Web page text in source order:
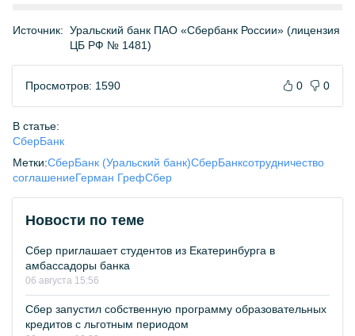
Источник: Уральский банк ПАО «Сбербанк России» (лицензия
ЦБ РФ № 1481)
Просмотров: 1590 0 0
В статье:
СберБанк
Метки:СберБанк (Уральский банк)СберБанксотрудничество
соглашениеГерман ГрефСбер
Новости по теме
Сбер приглашает студентов из Екатеринбурга в
амбассадоры банка
06 августа 15:56
Сбер запустил собственную программу образовательных
кредитов с льготным периодом